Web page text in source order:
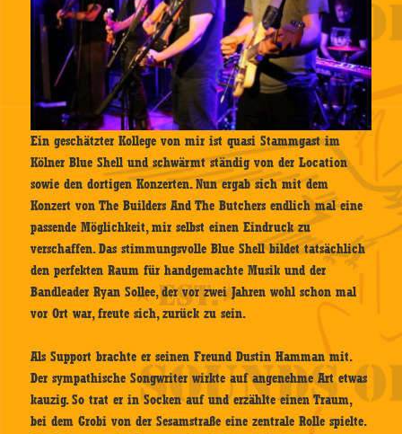
Ein geschätzter Kollege von mir ist quasi Stammgast im
Kölner Blue Shell und schwärmt ständig von der Location
sowie den dortigen Konzerten. Nun ergab sich mit dem
Konzert von The Builders And The Butchers endlich mal eine
passende Möglichkeit, mir selbst einen Eindruck zu
verschaffen. Das stimmungsvolle Blue Shell bildet tatsächlich
den perfekten Raum für handgemachte Musik und der
Bandleader Ryan Sollee, der vor zwei Jahren wohl schon mal
vor Ort war, freute sich, zurück zu sein.
Als Support brachte er seinen Freund Dustin Hamman mit.
Der sympathische Songwriter wirkte auf angenehme Art etwas
kauzig. So trat er in Socken auf und erzählte einen Traum,
bei dem Grobi von der Sesamstraße eine zentrale Rolle spielte.